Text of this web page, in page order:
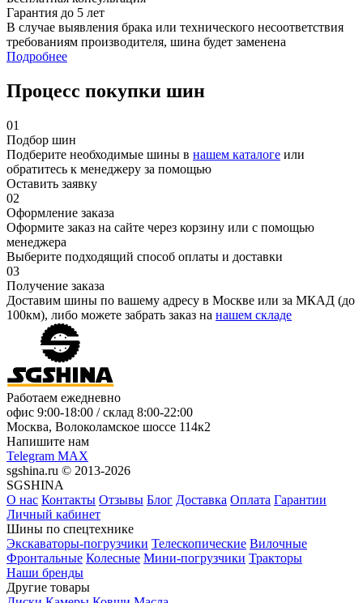
Гарантия до 5 лет
В случае выявления брака или технического несоответствия
требованиям производителя, шина будет заменена
Подробнее
Процесс покупки шин
01
Подбор шин
Подберите необходимые шины в нашем каталоге или
обратитесь к менеджеру за помощью
Оставить заявку
02
Оформление заказа
Оформите заказ на сайте через корзину или с помощью
менеджера
Выберите подходящий способ оплаты и доставки
03
Получение заказа
Доставим шины по вашему адресу в Москве или за МКАД (до
100км), либо можете забрать заказ на нашем складе
Работаем ежедневно
офис 9:00-18:00 / склад 8:00-22:00
Москва, Волоколамское шоссе 114к2
Напишите нам
Telegram MAX
sgshina.ru © 2013-2026
SGSHINA
О нас Контакты Отзывы Блог Доставка Оплата Гарантии
Личный кабинет
Шины по спецтехнике
Экскаваторы-погрузчики Телескопические Вилочные
Фронтальные Колесные Мини-погрузчики Тракторы
Наши бренды
Другие товары